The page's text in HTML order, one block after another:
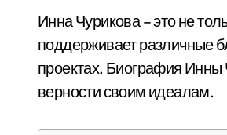
Инна Чурикова – это не
поддерживает различные
проектах. Биография Инны
верности своим идеалам.